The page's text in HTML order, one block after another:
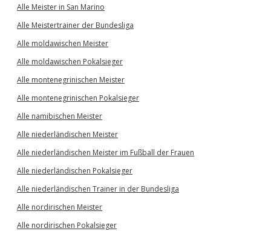
Alle Meister in San Marino
Alle Meistertrainer der Bundesliga
Alle moldawischen Meister
Alle moldawischen Pokalsieger
Alle montenegrinischen Meister
Alle montenegrinischen Pokalsieger
Alle namibischen Meister
Alle niederländischen Meister
Alle niederländischen Meister im Fußball der Frauen
Alle niederländischen Pokalsieger
Alle niederländischen Trainer in der Bundesliga
Alle nordirischen Meister
Alle nordirischen Pokalsieger